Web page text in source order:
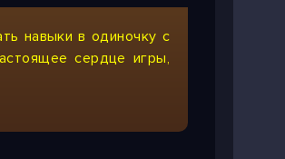
навыки в одиночку с
сердце игры,